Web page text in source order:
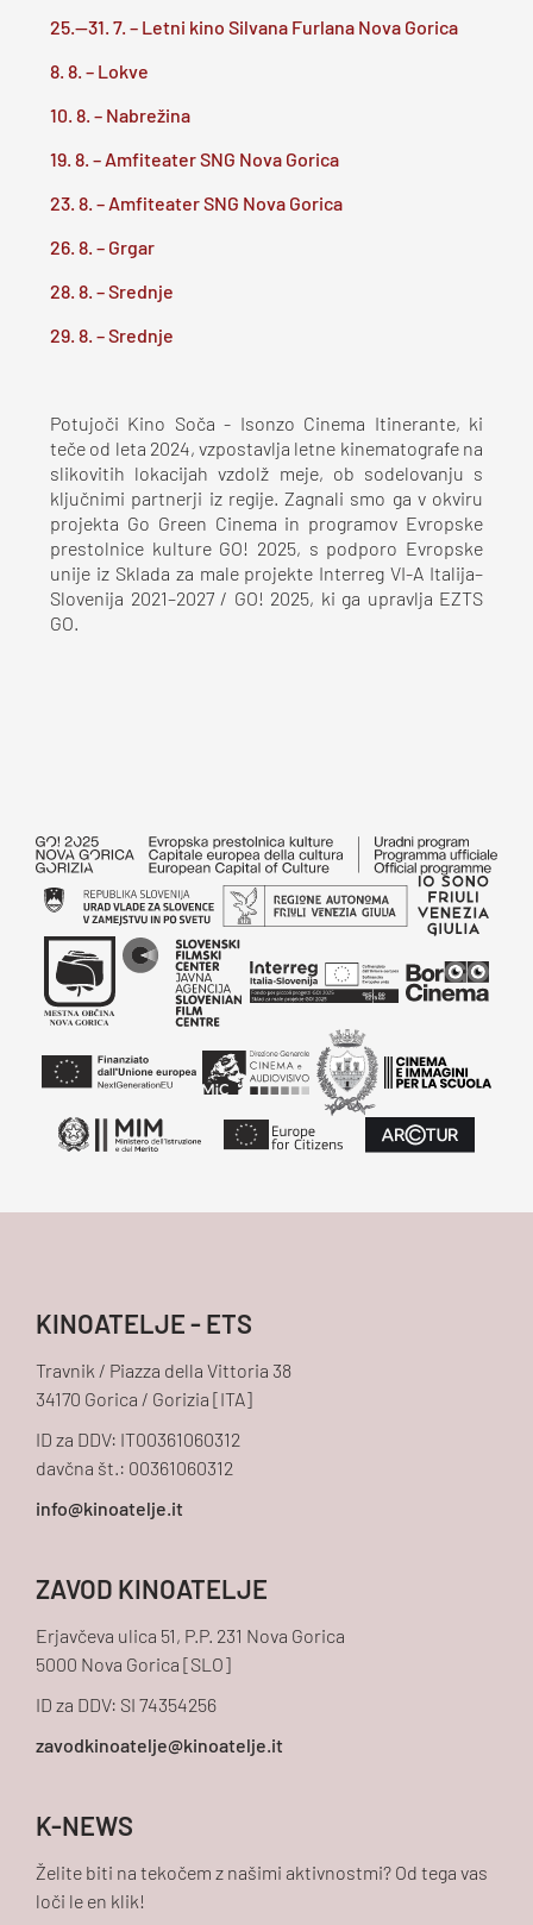
25.—31. 7. – Letni kino Silvana Furlana Nova Gorica
8. 8. – Lokve
10. 8. – Nabrežina
19. 8. – Amfiteater SNG Nova Gorica
23. 8. – Amfiteater SNG Nova Gorica
26. 8. – Grgar
28. 8. – Srednje
29. 8. – Srednje
Potujoči Kino Soča - Isonzo Cinema Itinerante, ki
teče od leta 2024, vzpostavlja letne kinematografe na
slikovitih lokacijah vzdolž meje, ob sodelovanju s
ključnimi partnerji iz regije. Zagnali smo ga v okviru
projekta Go Green Cinema in programov Evropske
prestolnice kulture GO! 2025, s podporo Evropske
unije iz Sklada za male projekte Interreg VI-A Italija–
Slovenija 2021–2027 / GO! 2025, ki ga upravlja EZTS
GO.
KINOATELJE - ETS
Travnik / Piazza della Vittoria 38
34170 Gorica / Gorizia [ITA]
ID za DDV: IT00361060312
davčna št.: 00361060312
ZAVOD KINOATELJE
Erjavčeva ulica 51, P.P. 231 Nova Gorica
5000 Nova Gorica [SLO]
ID za DDV: SI 74354256
K-NEWS
Želite biti na tekočem z našimi aktivnostmi? Od tega vas
loči le en klik!